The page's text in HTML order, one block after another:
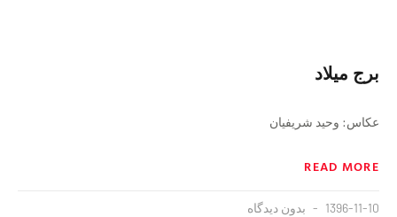
برج میلاد
عکاس: وحید شریفیان
READ MORE
1396-11-10 بدون دیدگاه